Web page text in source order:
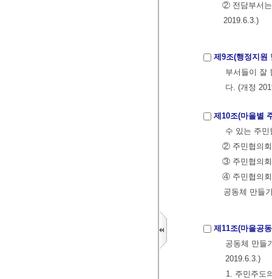
② 전담부서는
2019.6.3.)
제9조(행정지원
부서들이 잘
다. (개정
제10조(마을별
수 있는 주민
② 주민협의
③ 주민협의회
④ 주민협의회
공동체 만들
제11조(마을공
공동체 만들
2019.6.3.)
1. 주민주도